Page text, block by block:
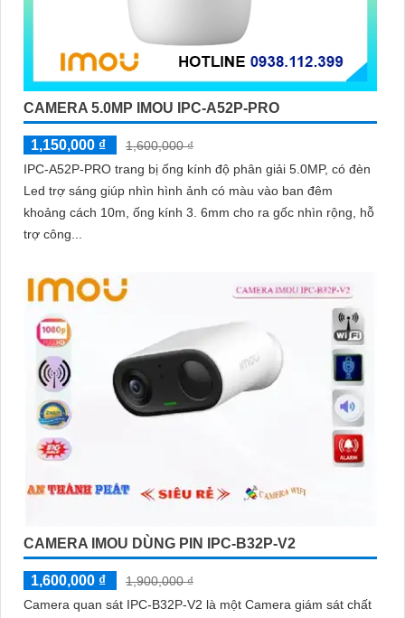
CAMERA 5.0MP IMOU IPC-A52P-PRO
1,150,000 ₫
1,600,000 ₫
IPC-A52P-PRO trang bị ống kính độ phân giải 5.0MP, có đèn
Led trợ sáng giúp nhìn hình ảnh có màu vào ban đêm
khoảng cách 10m, ống kính 3. 6mm cho ra gốc nhìn rộng, hỗ
trợ công...
CAMERA IMOU DÙNG PIN IPC-B32P-V2
1,600,000 ₫
1,900,000 ₫
Camera quan sát IPC-B32P-V2 là một Camera giám sát chất